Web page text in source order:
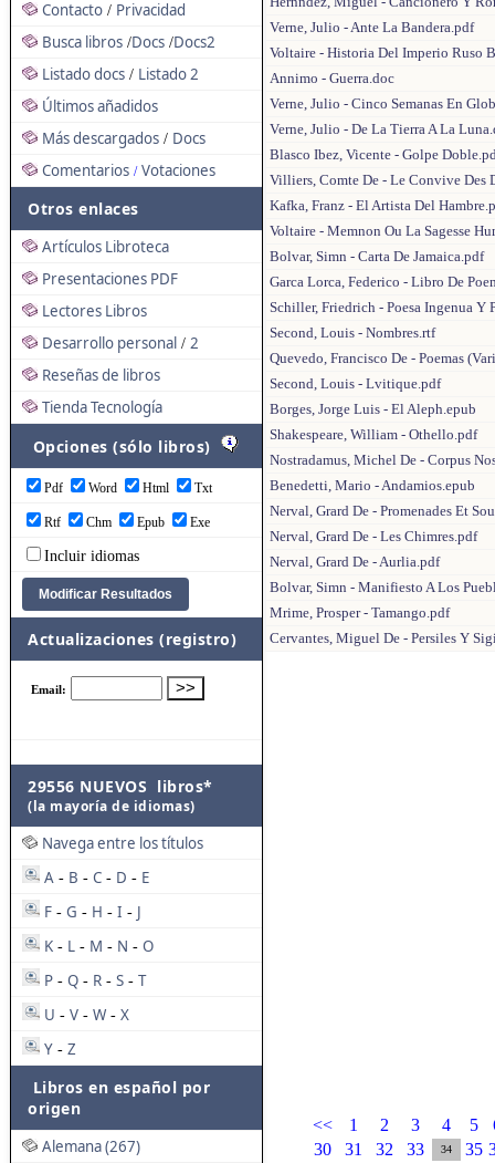
Contacto / Privacidad
Busca libros /Docs /Docs2
Listado docs / Listado 2
Últimos añadidos
Más descargados / Docs
Comentarios / Votaciones
Otros enlaces
Artículos Libroteca
Presentaciones PDF
Lectores Libros
Desarrollo personal / 2
Reseñas de libros
Tienda Tecnología
Opciones (sólo libros)
Pdf Word Html Txt
Rtf Chm Epub Exe
Incluir idiomas
Actualizaciones (registro)
29556 NUEVOS libros*
(la mayoría de idiomas)
Navega entre los títulos
A - B - C - D - E
F - G - H - I - J
K - L - M - N - O
P - Q - R - S - T
U - V - W - X
Y - Z
Libros en español por
origen
Alemana (267)
Verne, Julio - Ante La Bandera.pdf
Voltaire - Historia Del Imperio Ruso
Annimo - Guerra.doc
Verne, Julio - Cinco Semanas En
Verne, Julio - De La Tierra A La
Blasco Ibez, Vicente - Golpe
Villiers, Comte De - Le Convive Des
Kafka, Franz - El Artista Del
Voltaire - Memnon Ou La Sagesse
Bolvar, Simn - Carta De Jamaica.pdf
Garca Lorca, Federico - Libro De
Schiller, Friedrich - Poesa Ingenua Y
Second, Louis - Nombres.rtf
Quevedo, Francisco De - Poemas
Second, Louis - Lvitique.pdf
Borges, Jorge Luis - El Aleph.epub
Shakespeare, William - Othello.pdf
Nostradamus, Michel De - Corpus
Benedetti, Mario - Andamios.epub
Nerval, Grard De - Promenades Et
Nerval, Grard De - Les Chimres.pdf
Nerval, Grard De - Aurlia.pdf
Bolvar, Simn - Manifiesto A Los
Mrime, Prosper - Tamango.pdf
Cervantes, Miguel De - Persiles Y
<< 1 2 3 4 5
30
31 32 33 34 35